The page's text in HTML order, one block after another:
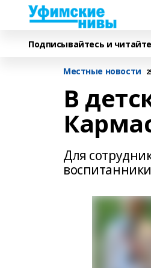
Подписывайтесь и читайте
Местные новости
В
Для